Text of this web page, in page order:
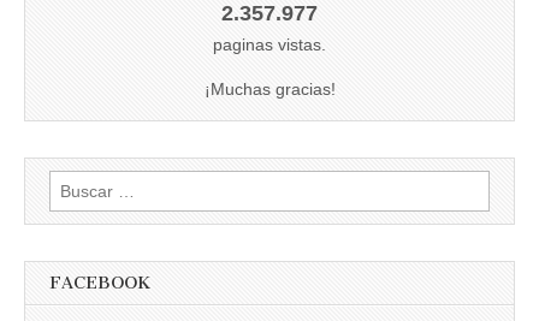
2.357.977
paginas vistas.
¡Muchas gracias!
Buscar:
FACEBOOK